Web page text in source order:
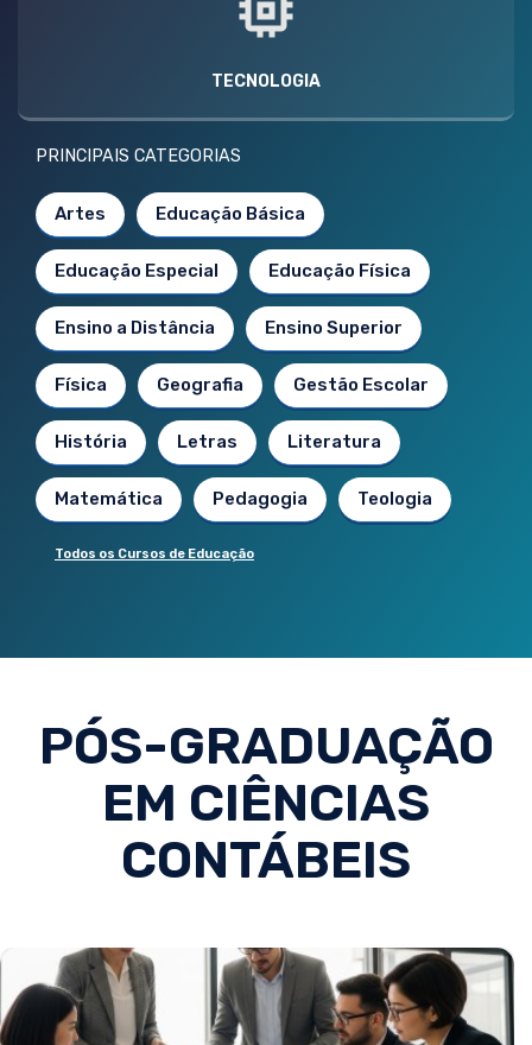
TECNOLOGIA
PRINCIPAIS CATEGORIAS
Artes Educação Básica
Educação Especial Educação Física
Ensino a Distância Ensino Superior
Física Geografia Gestão Escolar
História Letras Literatura
Matemática Pedagogia Teologia
Todos os Cursos de Educação
PÓS-GRADUAÇÃO
EM CIÊNCIAS
CONTÁBEIS